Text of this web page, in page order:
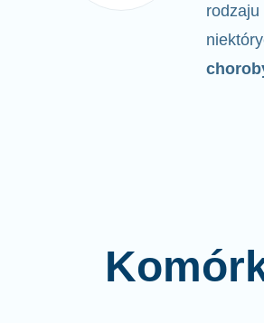
rodzaju